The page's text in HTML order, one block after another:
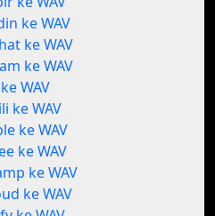
ke WAV
ke WAV
ke WAV
WAV
ke WAV
ke WAV
ke WAV
ke WAV
ke WAV